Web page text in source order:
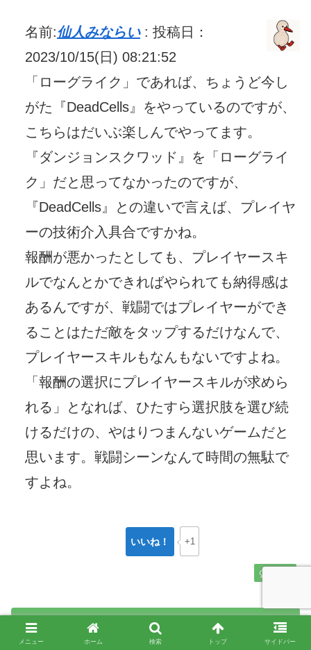
名前:仙人みならい: 投稿日：
2023/10/15(日) 08:21:52
「ローグライク」であれば、ちょうど今し
がた『DeadCells』をやっているのですが、
こちらはだいぶ楽しんでやってます。
『ダンジョンスクワッド』を「ローグライ
ク」だと思ってなかったのですが、
『DeadCells』との違いで言えば、プレイヤ
ーの技術介入具合ですかね。
報酬が悪かったとしても、プレイヤースキ
ルでなんとかできればやられても納得感は
あるんですが、戦闘ではプレイヤーができ
ることはただ敵をタップするだけなんで、
プレイヤースキルもなんもないですよね。
「報酬の選択にプレイヤースキルが求めら
れる」となれば、ひたすら選択肢を選び続
けるだけの、やはりつまんないゲームだと
思います。戦闘シーンなんて時間の無駄で
すよね。
いいね！ +1
コメントを書き込む
メニュー ホーム 検索 トップ サイドバー